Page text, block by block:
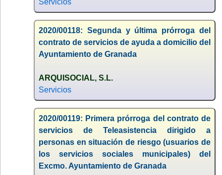
2020/00118: Segunda y última prórroga del
contrato de servicios de ayuda a domicilio del
Ayuntamiento de Granada
ARQUISOCIAL, S.L.
Servicios
2020/00119: Primera prórroga del contrato de
servicios de Teleasistencia dirigido a
personas en situación de riesgo (usuarios de
los servicios sociales municipales) del
Excmo. Ayuntamiento de Granada